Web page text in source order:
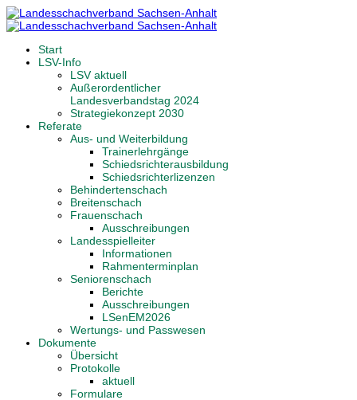
Start
LSV-Info
LSV aktuell
Außerordentlicher
Landesverbandstag 2024
Strategiekonzept 2030
Referate
Aus- und Weiterbildung
Trainerlehrgänge
Schiedsrichterausbildung
Schiedsrichterlizenzen
Behindertenschach
Breitenschach
Frauenschach
Ausschreibungen
Landesspielleiter
Informationen
Rahmenterminplan
Seniorenschach
Berichte
Ausschreibungen
LSenEM2026
Wertungs- und Passwesen
Dokumente
Übersicht
Protokolle
aktuell
Formulare